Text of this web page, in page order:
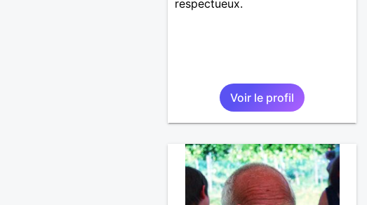
respectueux.
Voir le profil